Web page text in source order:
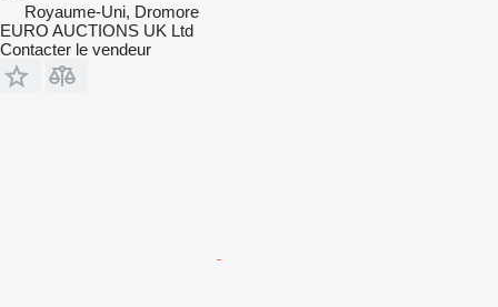
Royaume-Uni, Dromore
EURO AUCTIONS UK Ltd
Contacter le vendeur